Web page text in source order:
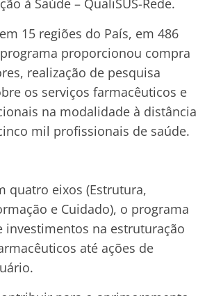
à Saúde – QualiSUS-Rede.
15 regiões do País, em 486
proporcionou compra
realização de pesquisa
os serviços farmacêuticos e
na modalidade à distância
mil profissionais de saúde.
quatro eixos (Estrutura,
e Cuidado), o programa
investimentos na estruturação
até ações de